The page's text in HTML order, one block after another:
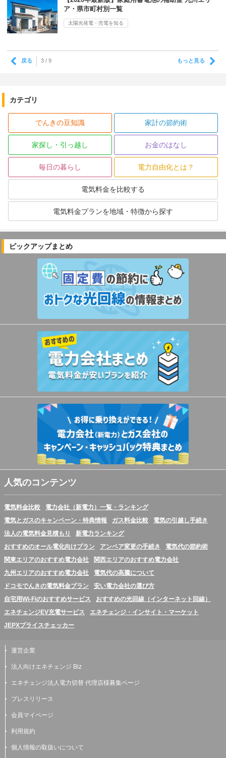
ア・県市町村別一覧
太陽光発電・売電を知る
戻る 3 / 9 もっと見る
カテゴリ
でんきの豆知識 家計の節約術
家探し・引っ越し お金のはなし
毎日の暮らし 電力自由化とは？
電気料金を比較する
電気料金プランを地域・特徴から探す
ピックアップまとめ
人気のコンテンツ
電気料金比較
電力会社（新電力）一覧・ランキング
電気とガスのキャンペーン・特典情報
ガス料金比較
電気の引越し手続き
法人の電気料金見積もり
新電力ランキング
おすすめのオール電化向けプラン
アンペア変更の手続き
電気代の節約術
関東エリアのおすすめ電力会社
関西エリアのおすすめ電力会社
九州エリアのおすすめ電力会社
電気代の高騰について
ドコモでんきの電気料金プラン
安い電力会社の選び方
自宅用Wi-Fiのおすすめサービス
おすすめの光回線（インターネット回線）
エネチェンジEV充電サービス
エネチェンジ・インサイト・マーケット
JEPXプライスチェッカー
運営企業
法人向けエネチェンジ Biz
エネチェンジ法人電力切替 代理店様募集ページ
プレスリリース
会員マイページ
利用規約
個人情報の取扱いについて